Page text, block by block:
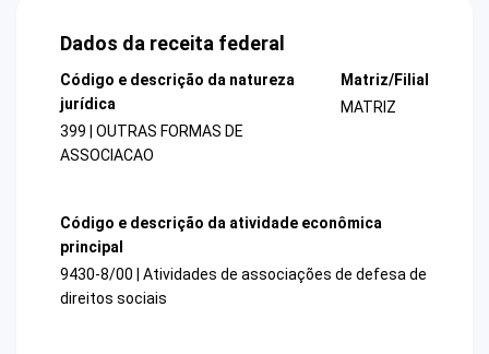
Dados da receita federal
Código e descrição da natureza
jurídica
399 | OUTRAS FORMAS DE
ASSOCIACAO
Matriz/Filial
MATRIZ
Código e descrição da atividade econômica
principal
9430-8/00 | Atividades de associações de defesa de
direitos sociais